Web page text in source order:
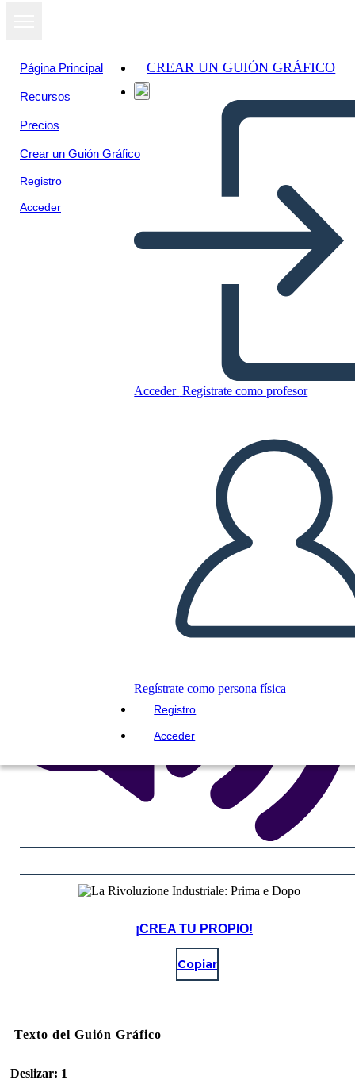
Página Principal
Recursos
Precios
Crear un Guión Gráfico
Registro
Acceder
CREAR UN GUIÓN GRÁFICO
Acceder Regístrate como profesor
Regístrate como persona física
Registro
Acceder
Prima e Dopo
CREAR UN GUIÓN GRÁFICO
JUEGO DE DIAPOSITIVAS
LEERME
¡CREA TU PROPIO!
Copiar
Texto del Guión Gráfico
Deslizar: 1